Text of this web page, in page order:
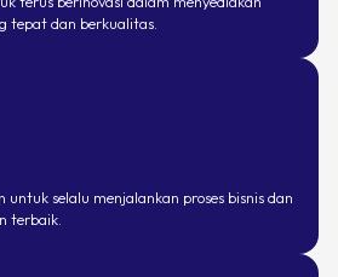
tepat dan berkualitas.
untuk selalu menjalankan proses bisnis dan
terbaik.